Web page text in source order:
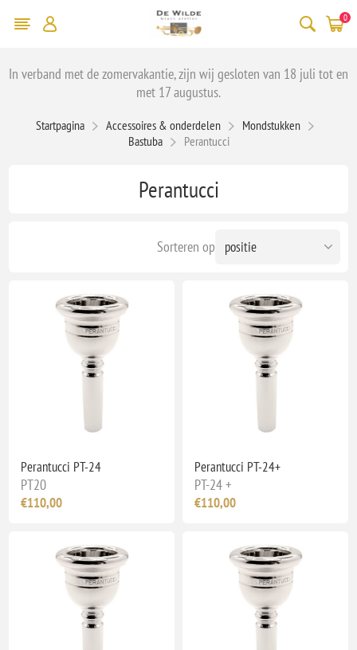
0
In verband met de zomervakantie, zijn wij gesloten van 18 juli tot en
met 17 augustus.
Startpagina Accessoires & onderdelen
Mondstukken
Bastuba
Perantucci
Perantucci
Sorteren op
Perantucci PT-24
PT20
€110,00
Perantucci PT-24+
PT-24 +
€110,00